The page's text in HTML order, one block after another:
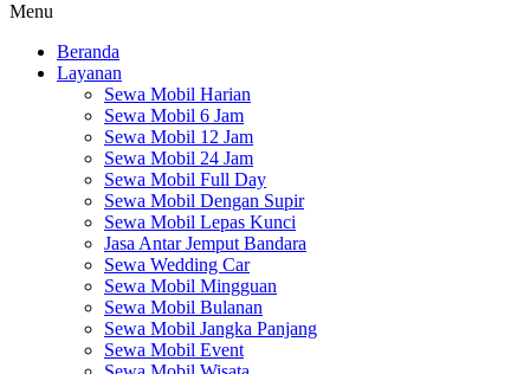
Menu
Beranda
Layanan
Sewa Mobil Harian
Sewa Mobil 6 Jam
Sewa Mobil 12 Jam
Sewa Mobil 24 Jam
Sewa Mobil Full Day
Sewa Mobil Dengan Supir
Sewa Mobil Lepas Kunci
Jasa Antar Jemput Bandara
Sewa Wedding Car
Sewa Mobil Mingguan
Sewa Mobil Bulanan
Sewa Mobil Jangka Panjang
Sewa Mobil Event